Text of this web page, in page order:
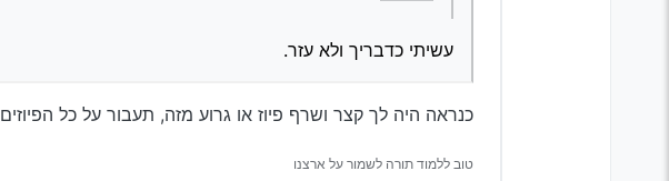
עשיתי כדבריך ולא עזר.
כנראה היה לך קצר ושרף פיוז או גרוע מזה, תעבור על כל הפיוזים
טוב ללמוד תורה לשמור על ארצנו